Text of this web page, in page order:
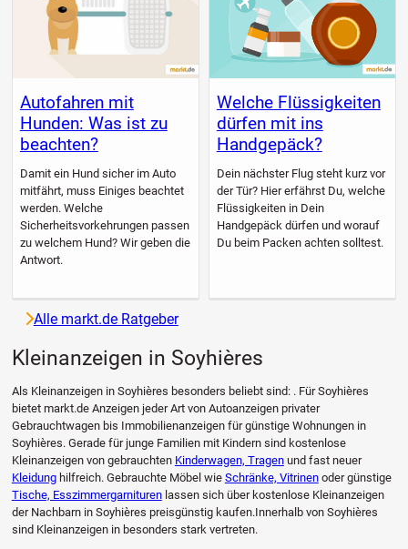
Autofahren mit
Hunden: Was ist zu
beachten?
Damit ein Hund sicher im Auto
mitfährt, muss Einiges beachtet
werden. Welche
Sicherheitsvorkehrungen passen
zu welchem Hund? Wir geben die
Antwort.
Welche Flüssigkeiten
dürfen mit ins
Handgepäck?
Dein nächster Flug steht kurz vor
der Tür? Hier erfährst Du, welche
Flüssigkeiten in Dein
Handgepäck dürfen und worauf
Du beim Packen achten solltest.
Alle markt.de Ratgeber
Kleinanzeigen in Soyhières
Als Kleinanzeigen in Soyhières besonders beliebt sind: . Für Soyhières
bietet markt.de Anzeigen jeder Art von Autoanzeigen privater
Gebrauchtwagen bis Immobilienanzeigen für günstige Wohnungen in
Soyhières. Gerade für junge Familien mit Kindern sind kostenlose
Kleinanzeigen von gebrauchten Kinderwagen, Tragenund fast neuer
Kleidunghilfreich. Gebrauchte Möbel wie Schränke, Vitrinenoder günstige
Tische, Esszimmergarniturenlassen sich über kostenlose Kleinanzeigen
der Nachbarn in Soyhières preisgünstig kaufen.Innerhalb von Soyhières
sind Kleinanzeigen in besonders stark vertreten.